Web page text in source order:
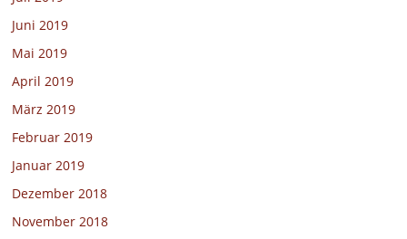
Juni 2019
Mai 2019
April 2019
März 2019
Februar 2019
Januar 2019
Dezember 2018
November 2018